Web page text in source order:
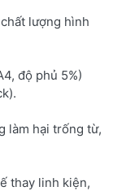
lượng hình
độ phủ 5%)
làm hại trống từ,
thay linh kiện,